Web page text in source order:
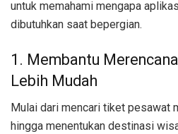
untuk memahami mengapa
dibutuhkan saat bepergian.
1. Membantu
Lebih Mudah
Mulai dari mencari tiket pesawat
hingga menentukan destinasi